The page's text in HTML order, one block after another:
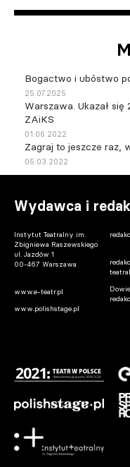
Bogactwo i ubóstwo
25.07.2025
Warszawa. Ukazał
ZAiKS
01.06.2022
Zagraj to jeszcze raz,
05.03.2022
Wydawca i
Instytut Teatralny im.
Zbigniewa Raszewskiego
ul. Jazdów 1
00-467 Warszawa
www.e-teatr.pl
www.polishstage.pl